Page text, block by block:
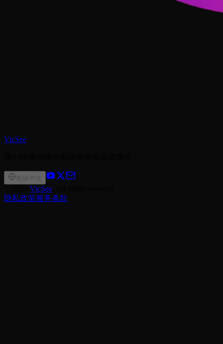
VicSee
简体中文
VicSee
隐私政策服务条款